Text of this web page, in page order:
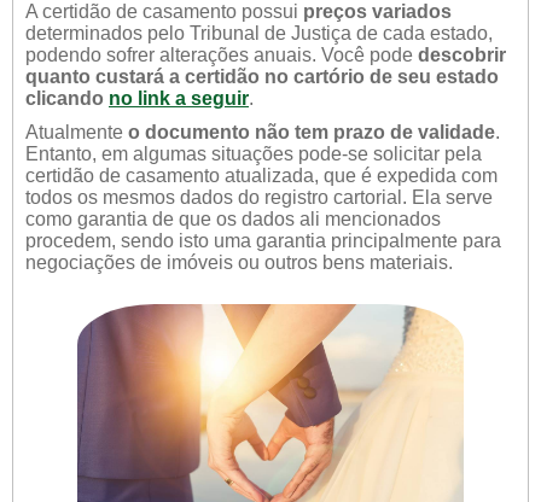
A certidão de casamento possui preços variados
determinados pelo Tribunal de Justiça de cada estado,
podendo sofrer alterações anuais. Você pode descobrir
quanto custará a certidão no cartório de seu estado
clicando no link a seguir.
Atualmente o documento não tem prazo de validade.
Entanto, em algumas situações pode-se solicitar pela
certidão de casamento atualizada, que é expedida com
todos os mesmos dados do registro cartorial. Ela serve
como garantia de que os dados ali mencionados
procedem, sendo isto uma garantia principalmente para
negociações de imóveis ou outros bens materiais.